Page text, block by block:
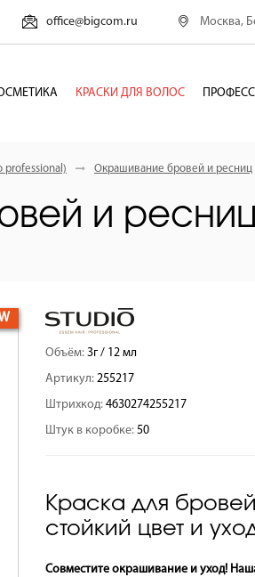
office@bigcom.ru Москва,
КРАСКИ ДЛЯ ВОЛОС
professional) Окрашивание бровей и ресниц
и
Объём: 3г / 12 мл
Артикул: 255217
Штрихкод: 4630274255217
Штук в коробке: 50
Краска для
стойкий цвет и
Совместите окрашивание и уход!